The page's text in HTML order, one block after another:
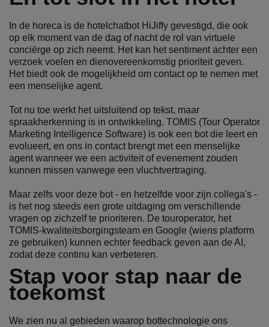
In de horeca is de hotelchatbot HiJiffy gevestigd, die ook
op elk moment van de dag of nacht de rol van virtuele
conciërge op zich neemt. Het kan het sentiment achter een
verzoek voelen en dienovereenkomstig prioriteit geven.
Het biedt ook de mogelijkheid om contact op te nemen met
een menselijke agent.
Tot nu toe werkt het uitsluitend op tekst, maar
spraakherkenning is in ontwikkeling. TOMIS (Tour Operator
Marketing Intelligence Software) is ook een bot die leert en
evolueert, en ons in contact brengt met een menselijke
agent wanneer we een activiteit of evenement zouden
kunnen missen vanwege een vluchtvertraging.
Maar zelfs voor deze bot - en hetzelfde voor zijn collega's -
is het nog steeds een grote uitdaging om verschillende
vragen op zichzelf te prioriteren. De touroperator, het
TOMIS-kwaliteitsborgingsteam en Google (wiens platform
ze gebruiken) kunnen echter feedback geven aan de AI,
zodat deze continu kan verbeteren.
Stap voor stap naar de
toekomst
We zien nu al gebieden waarop bottechnologie ons